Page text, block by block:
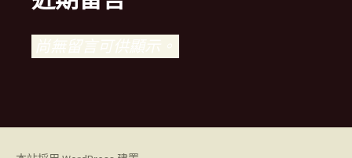
尚無留言可供顯示。